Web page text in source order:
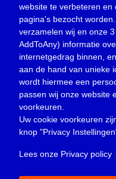
Media(156)
Nieuws (23.329)
Oproep(734)
Overlijden(39)
Podcast(18)
prijsvraag (5)
Religie (1.438)
Service(226)
website te verbeteren en
pagina's bezocht
verzamelen wij en onze
AddToAny) informatie
internetgedrag binnen,
aan de hand van unieke
wordt hiermee een
passen wij onze website
voorkeuren.
Uw cookie voorkeuren
knop "Privacy
Lees onze Privacy policy |